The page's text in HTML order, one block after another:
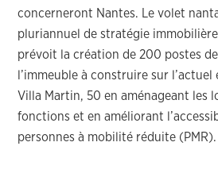
concerneront Nantes. Le volet
pluriannuel de stratégie
prévoit la création de 200 postes
l’immeuble à construire sur
Villa Martin, 50 en aménageant les
fonctions et en améliorant
personnes à mobilité réduite (PMR).